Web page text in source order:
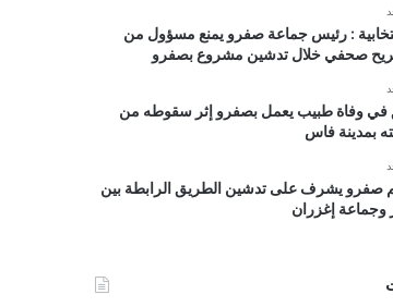
: رئيس جماعة صفرو يمنع مسؤول من
صحفي خلال تدشين مشروع بصفرو
في وفاة طبيب يعمل بصفرو إثر سقوطه من
بمدينة فاس
صفرو يشرف على تدشين الطريق الرابطة بين
وجماعة إغزران